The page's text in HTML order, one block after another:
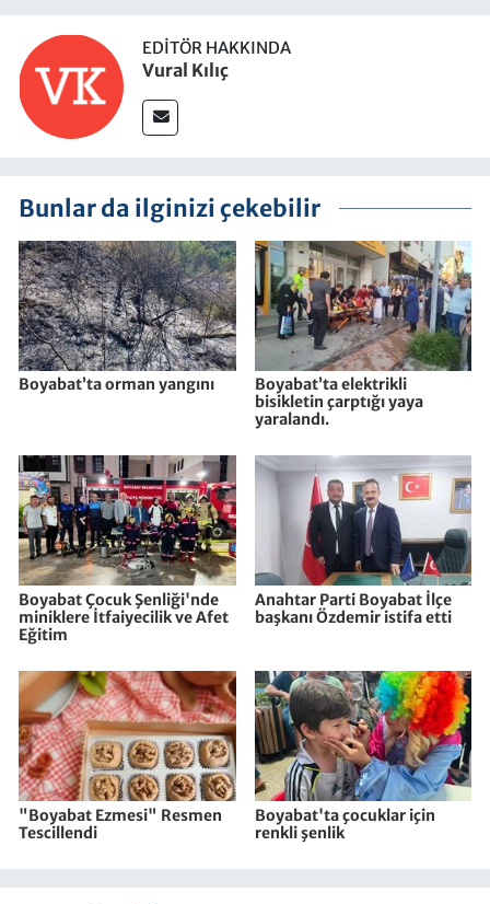
EDITÖR HAKKINDA
Vural Kılıç
Bunlar da ilginizi çekebilir
Boyabat’ta orman yangını
Boyabat’ta elektrikli
bisikletin çarptığı yaya
yaralandı.
Boyabat Çocuk Şenliği'nde
miniklere İtfaiyecilik ve Afet
Eğitim
Anahtar Parti Boyabat İlçe
başkanı Özdemir istifa etti
"Boyabat Ezmesi" Resmen
Tescillendi
Boyabat'ta çocuklar için
renkli şenlik